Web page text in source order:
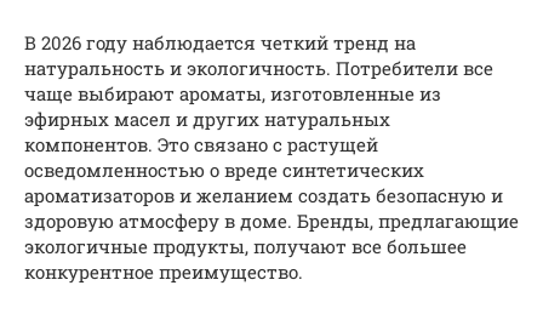
В 2026 году наблюдается четкий тренд на
натуральность и экологичность. Потребители все
чаще выбирают ароматы, изготовленные из
эфирных масел и других натуральных
компонентов. Это связано с растущей
осведомленностью о вреде синтетических
ароматизаторов и желанием создать безопасную и
здоровую атмосферу в доме. Бренды, предлагающие
экологичные продукты, получают все большее
конкурентное преимущество.